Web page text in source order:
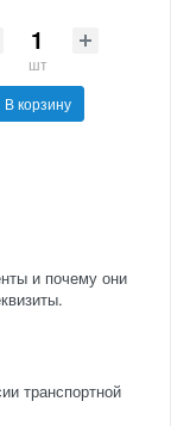
шт
В корзину
и почему они
транспортной